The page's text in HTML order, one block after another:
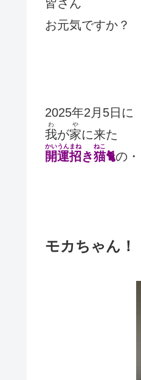
皆さん
お元気ですか？
2025年2月5日に
我
わ
が家
や
に来た
開運招
かいうんまね
き猫
ねこ
🐈の・
モカちゃん！